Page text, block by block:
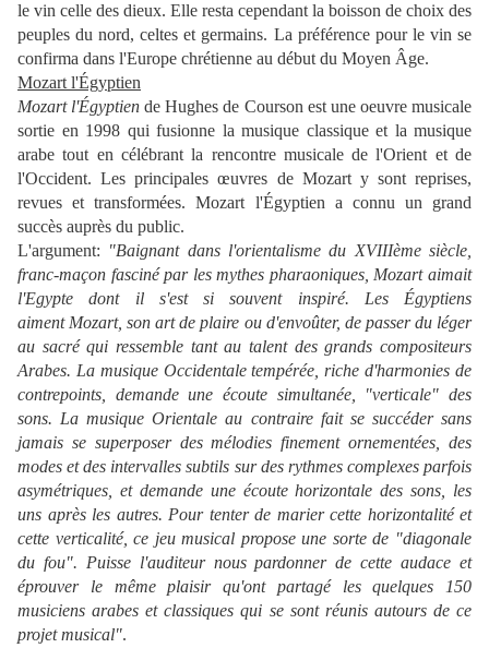
le vin celle des dieux. Elle resta cependant la boisson de choix des
peuples du nord, celtes et germains. La préférence pour le vin se
confirma dans l'Europe chrétienne au début du Moyen Âge.
Mozart l'Égyptien
Mozart l'Égyptien de Hughes de Courson est une oeuvre musicale
sortie en 1998 qui fusionne la musique classique et la musique
arabe tout en célébrant la rencontre musicale de l'Orient et de
l'Occident. Les principales œuvres de Mozart y sont reprises,
revues et transformées. Mozart l'Égyptien a connu un grand
succès auprès du public.
L'argument: "Baignant dans l'orientalisme du XVIIIème siècle,
franc-maçon fasciné par les mythes pharaoniques, Mozart aimait
l'Egypte dont il s'est si souvent inspiré. Les Égyptiens
aiment Mozart, son art de plaire ou d'envoûter, de passer du léger
au sacré qui ressemble tant au talent des grands compositeurs
Arabes. La musique Occidentale tempérée, riche d'harmonies de
contrepoints, demande une écoute simultanée, "verticale" des
sons. La musique Orientale au contraire fait se succéder sans
jamais se superposer des mélodies finement ornementées, des
modes et des intervalles subtils sur des rythmes complexes parfois
asymétriques, et demande une écoute horizontale des sons, les
uns après les autres. Pour tenter de marier cette horizontalité et
cette verticalité, ce jeu musical propose une sorte de "diagonale
du fou". Puisse l'auditeur nous pardonner de cette audace et
éprouver le même plaisir qu'ont partagé les quelques 150
musiciens arabes et classiques qui se sont réunis autours de ce
projet musical".